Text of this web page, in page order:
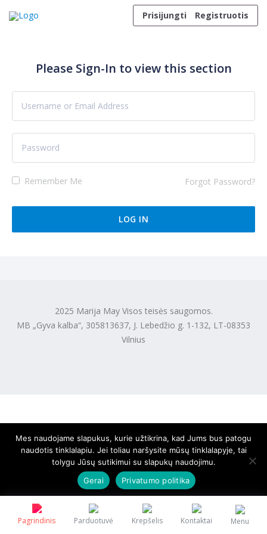
Prisijungti
Registruotis
Pagrindinis Parduotuvė Krepšelis Kontaktai Menu
Please Sign-In to view this section
Remember Me Forgot Password?
2025 Marija May Visos teisės saugomos.
MB „Gyva kalba“, 305813637, J. Lebedžio g. 1-132, LT-08353
Vilnius
Mes naudojame slapukus, kurie užtikrina, kad Jums bus patogu
naudotis tinklalapiu. Jei toliau naršysite mūsų tinklalapyje, tai
tolygu Jūsų sutikimui su slapukų naudojimu.
Gerai
Privatumo politika